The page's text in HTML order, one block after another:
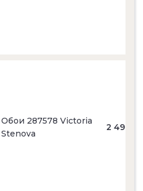
Обои 287578 Victoria
Stenova
2 490